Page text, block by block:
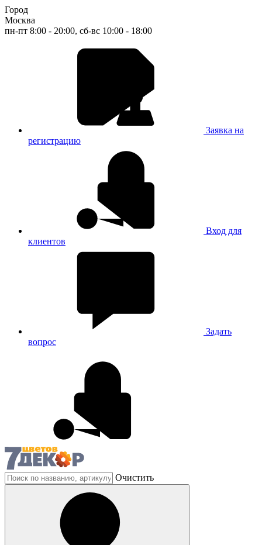
Город
Москва
пн-пт 8:00 - 20:00, сб-вс 10:00 - 18:00
Заявка на
регистрацию
Вход для
клиентов
Задать
вопрос
Очистить